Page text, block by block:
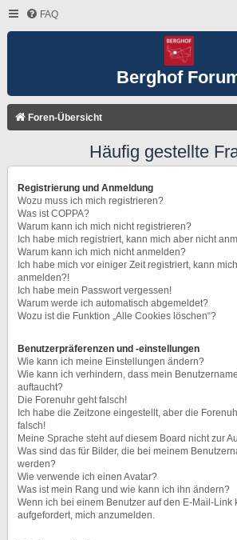
FAQ
Berghof
Foren-Übersicht
Häufig gestellte
Registrierung und Anmeldung
Wozu muss ich mich registrieren?
Was ist COPPA?
Warum kann ich mich nicht registrieren?
Ich habe mich registriert, kann mich aber nicht
Warum kann ich mich nicht anmelden?
Ich habe mich vor einiger Zeit registriert, kann
anmelden?!
Ich habe mein Passwort vergessen!
Warum werde ich automatisch abgemeldet?
Wozu ist die Funktion „Alle Cookies löschen“?
Benutzerpräferenzen und -einstellungen
Wie kann ich meine Einstellungen ändern?
Wie kann ich verhindern, dass mein
auftaucht?
Die Forenuhr geht falsch!
Ich habe die Zeitzone eingestellt, aber die
falsch!
Meine Sprache steht auf diesem Board nicht zur
Was sind das für Bilder, die bei meinem
werden?
Wie verwende ich einen Avatar?
Was ist mein Rang und wie kann ich ihn ändern?
Wenn ich bei einem Benutzer auf den E-Mail-Link
aufgefordert, mich anzumelden.